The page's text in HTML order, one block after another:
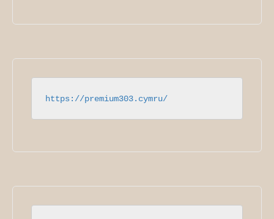
https://premium303.cymru/